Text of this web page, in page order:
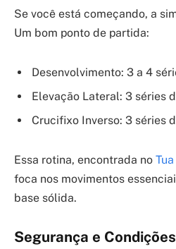
Se você está começando, a
Um bom ponto de partida:
Desenvolvimento: 3 a 4
Elevação Lateral: 3 séries
Crucifixo Inverso: 3 séries
Essa rotina, encontrada no
foca nos movimentos
base sólida.
Segurança e